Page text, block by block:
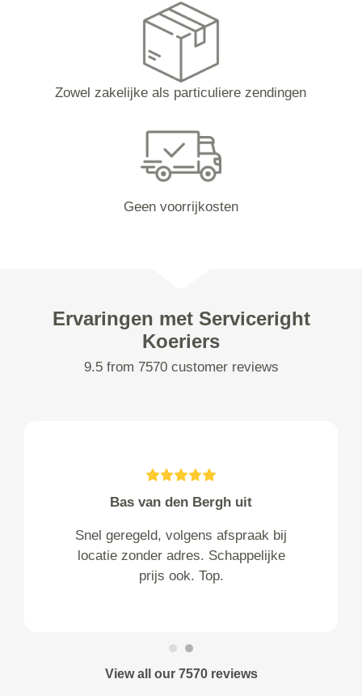
Zowel zakelijke als particuliere zendingen
Geen voorrijkosten
Ervaringen met Serviceright
Koeriers
9.5 from 7570 customer reviews
Bas van den Bergh uit
Snel geregeld, volgens afspraak bij
locatie zonder adres. Schappelijke
prijs ook. Top.
View all our 7570 reviews